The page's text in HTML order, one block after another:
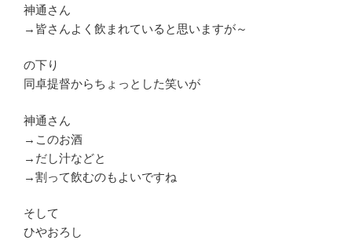
神通さん
→皆さんよく飲まれていると思いますが～
の下り
同卓提督からちょっとした笑いが
神通さん
→このお酒
→だし汁などと
→割って飲むのもよいですね
そして
ひやおろし